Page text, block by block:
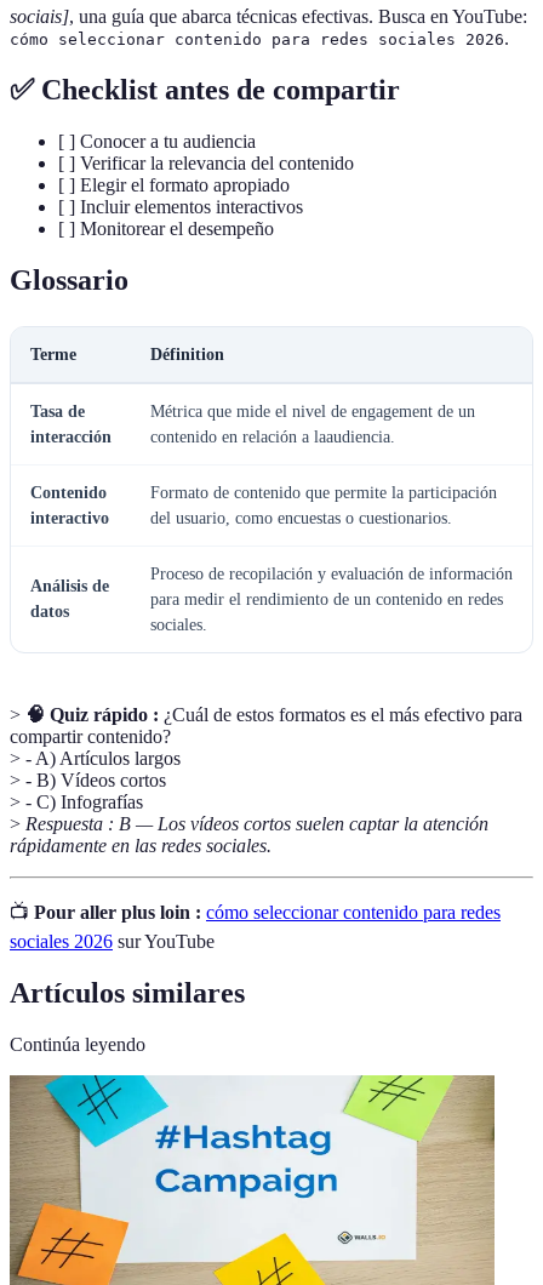
sociais], una guía que abarca técnicas efectivas. Busca en YouTube:
cómo seleccionar contenido para redes sociales 2026.
✅ Checklist antes de compartir
[ ] Conocer a tu audiencia
[ ] Verificar la relevancia del contenido
[ ] Elegir el formato apropiado
[ ] Incluir elementos interactivos
[ ] Monitorear el desempeño
Glossario
Terme Définition
Tasa de
interacción
Métrica que mide el nivel de engagement de un
contenido en relación a laaudiencia.
Contenido
interactivo
Formato de contenido que permite la participación
del usuario, como encuestas o cuestionarios.
Análisis de
datos
Proceso de recopilación y evaluación de información
para medir el rendimiento de un contenido en redes
sociales.
> 🧠 Quiz rápido : ¿Cuál de estos formatos es el más efectivo para
compartir contenido?
> - A) Artículos largos
> - B) Vídeos cortos
> - C) Infografías
> Respuesta : B — Los vídeos cortos suelen captar la atención
rápidamente en las redes sociales.
📺 Pour aller plus loin : cómo seleccionar contenido para redes
sociales 2026 sur YouTube
Artículos similares
Continúa leyendo